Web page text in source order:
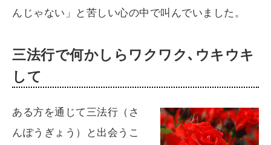
んじゃない」と苦しい心の中で叫んでいました。
三法行で何かしらワクワク､ウキウキ
して
ある方を通じて三法行（さ
んぽうぎょう）と出会うこ